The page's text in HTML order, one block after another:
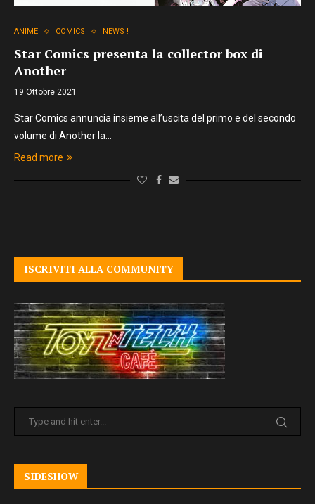
ANIME COMICS NEWS !
Star Comics presenta la collector box di
Another
19 Ottobre 2021
Star Comics annuncia insieme all’uscita del primo e del secondo
volume di Another la…
Read more
ISCRIVITI ALLA COMMUNITY
SIDESHOW